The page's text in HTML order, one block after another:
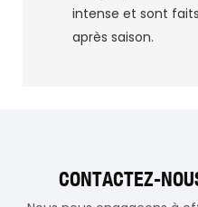
intense et sont
après saison.
CONTACTEZ-